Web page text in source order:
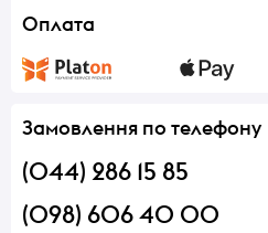
Оплата
Замовлення по телефону
(044) 286 15 85
(098) 606 40 00